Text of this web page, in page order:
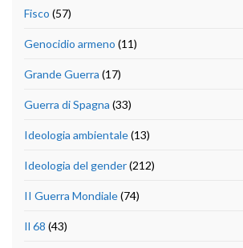
Fisco (57)
Genocidio armeno (11)
Grande Guerra (17)
Guerra di Spagna (33)
Ideologia ambientale(13)
Ideologia del gender(212)
II Guerra Mondiale(74)
Il 68 (43)